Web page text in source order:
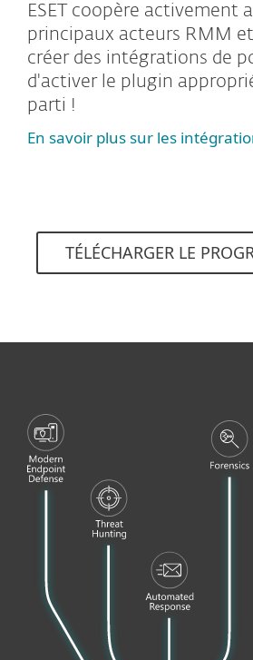
ESET coopère activement
principaux acteurs RMM
créer des intégrations de
d'activer le plugin
parti !
En savoir plus sur les
TÉLÉCHARGER LE